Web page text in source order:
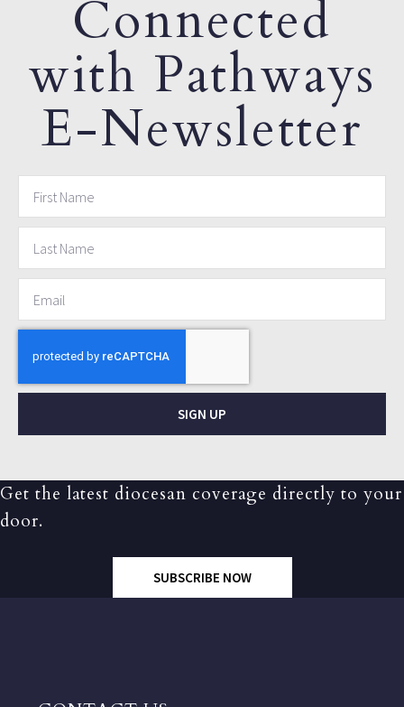
Connected
with Pathways
E-Newsletter
SIGN UP
Get the latest diocesan coverage directly to your
door.
SUBSCRIBE NOW